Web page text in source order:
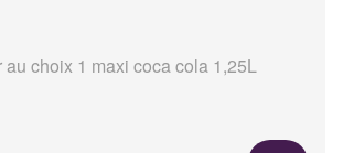
choix 1 maxi coca cola 1,25L